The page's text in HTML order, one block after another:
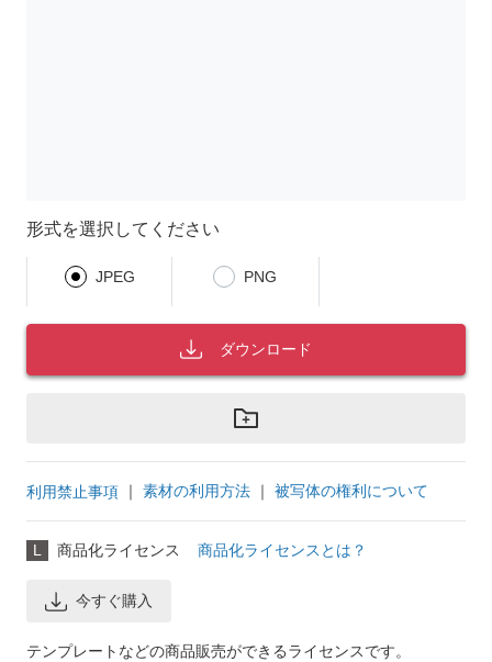
形式を選択してください
JPEG PNG
ダウンロード
利用禁止事項 ｜ 素材の利用方法 ｜ 被写体の権利について
L 商品化ライセンス 商品化ライセンスとは？
今すぐ購入
テンプレートなどの商品販売ができるライセンスです。